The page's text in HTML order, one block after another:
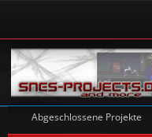
Abgeschlossene Projekte